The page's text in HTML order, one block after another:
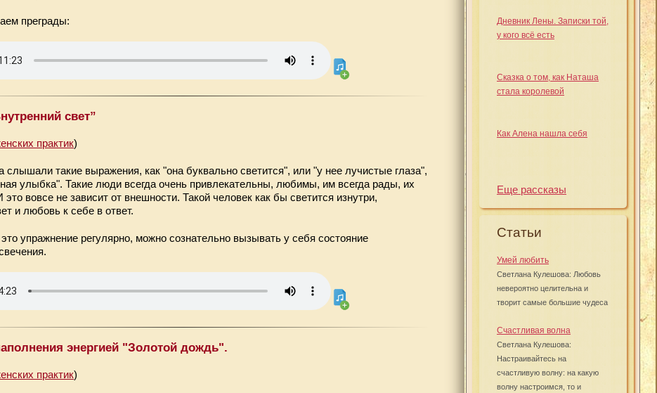
преграды:
свет”
практик)
слышали такие выражения, как "она буквально светится", или "у нее лучистые глаза",
улыбка". Такие люди всегда очень привлекательны, любимы, им всегда рады, их
это вовсе не зависит от внешности. Такой человек как бы светится изнутри,
и любовь к себе в ответ.
упражнение регулярно, можно сознательно вызывать у себя состояние
энергией "Золотой дождь".
практик)
Дневник Лены. Записки той,
у кого всё есть
Сказка о том, как Наташа
стала королевой
Как Алена нашла себя
Еще рассказы
Статьи
Умей любить
Светлана Кулешова: Любовь
невероятно целительна и
творит самые большие чудеса
Счастливая волна
Светлана Кулешова:
Настраивайтесь на
счастливую волну: на какую
волну настроимся, то и